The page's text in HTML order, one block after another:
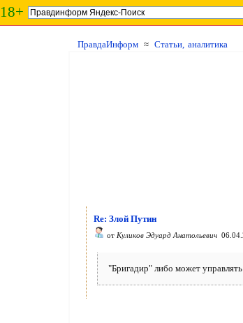
18+
ПравдаИнформ ≈ Статьи, аналитика
Re: Злой Путин
от Куликов Эдуард Анатольевич
"Бригадир" либо может управлять